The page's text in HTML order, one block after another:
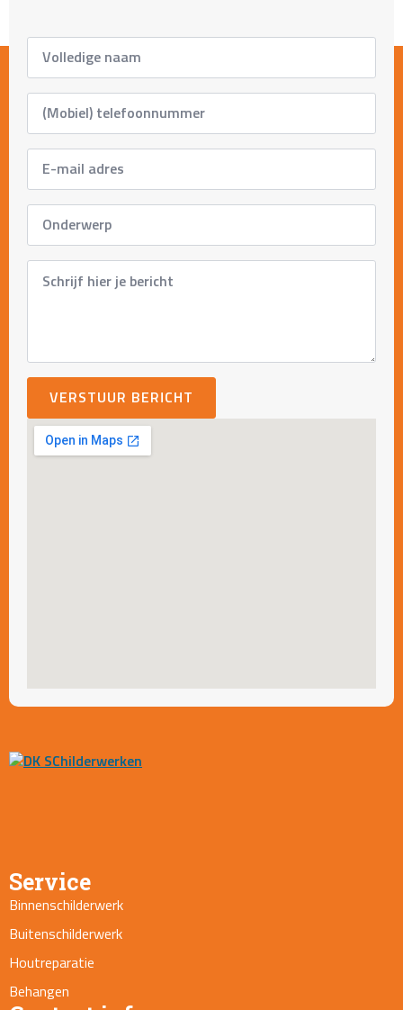
Full
name
Phone
Number
Email
adress
Subject
Message
VERSTUUR BERICHT
Service
Binnenschilderwerk
Buitenschilderwerk
Houtreparatie
Behangen